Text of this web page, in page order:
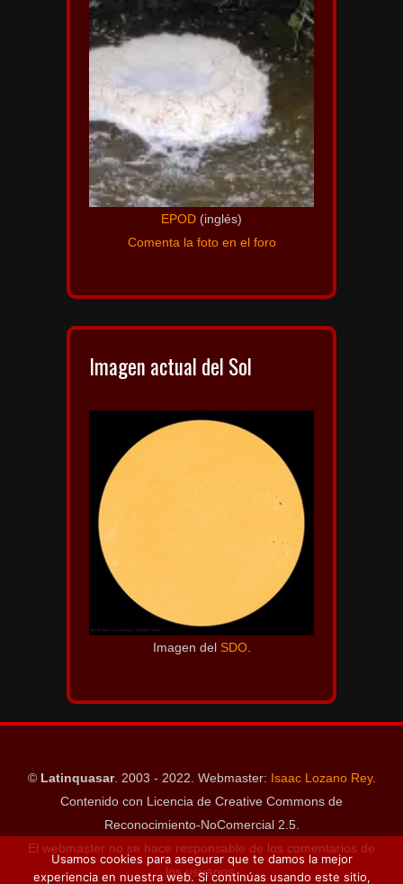
EPOD (inglés)
Comenta la foto en el foro
Imagen actual del Sol
Imagen del SDO.
© Latinquasar. 2003 - 2022. Webmaster: Isaac Lozano Rey.
Contenido con Licencia de Creative Commons de
Reconocimiento-NoComercial 2.5.
El webmaster no se hace responsable de los comentarios de
los usuarios.
Usamos cookies para asegurar que te damos la mejor
experiencia en nuestra web. Si continúas usando este sitio,